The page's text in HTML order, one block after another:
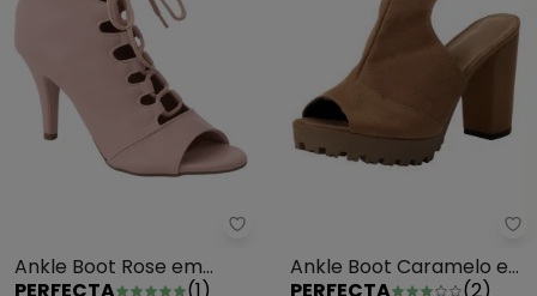
Perfecta - Ankle Boot Rose em
Ankle Boot Rose em
Ankle Boot Caramelo em
PERFECTA (2)